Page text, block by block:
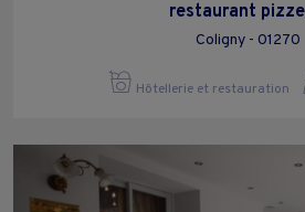
restaurant
Coligny - 01270
Hôtellerie et restauration